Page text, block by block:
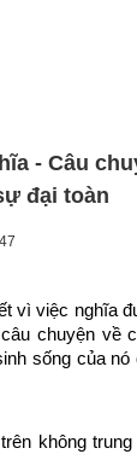
- Câu
đại toàn
vì việc nghĩa
chuyện về
sống của
không